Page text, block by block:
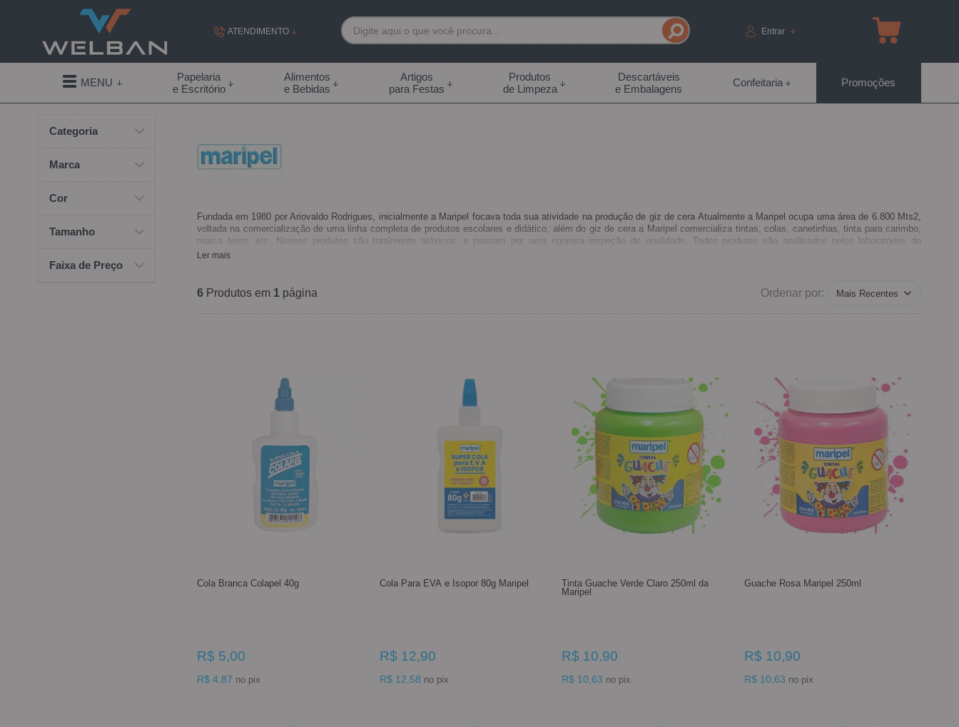
ATENDIMENTO
(19) 99855-7892
(19) 99855-7892
contato@welban.com.br
Segunda à sexta - 08:30h às 18:00h Sábados -
09:00h às 14:00h
Entrar
MENU
Papelaria
e Escritório
Alimentos
e Bebidas
Artigos
para Festas
Produtos
de Limpeza
Descartáveis
e Embalagens
Confeitaria Promoções
Categoria
Marca
Cor
Tamanho
Faixa de Preço
Fundada em 1980 por Ariovaldo Rodrigues, inicialmente a Maripel focava toda sua atividade na produção de giz de cera Atualmente a Maripel ocupa uma área de 6.800 Mts2,
voltada na comercialização de uma linha completa de produtos escolares e didático, além do giz de cera a Maripel comercializa tintas, colas, canetinhas, tinta para carimbo,
marca texto, etc. Nossos produtos são totalmente atóxicos, e passam por uma rigorosa inspeção de qualidade, Todos produtos são analisados pelos laboratórios do
INMETRO, o que garante alto padrão de qualidade e segurança a todos os seus usuários. Não deixe de conhecer nossos produtos, aumente suas vendas com a linha Maripel,
seja nosso parceiro e garanta o sucesso de suas vendas.
Ler mais
6 Produtos em 1 página Ordenar por:
Cola Branca Colapel 40g
R$ 5,00
R$ 4,87 no pix
Cola Para EVA e Isopor 80g Maripel
R$ 12,90
R$ 12,58 no pix
Tinta Guache Verde Claro 250ml da
Maripel
R$ 10,90
R$ 10,63 no pix
Guache Rosa Maripel 250ml
R$ 10,90
R$ 10,63 no pix